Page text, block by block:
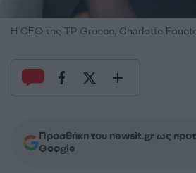
H CEO της TP Greece, Charlotte
Προσθήκη του newsit.gr ως
Google